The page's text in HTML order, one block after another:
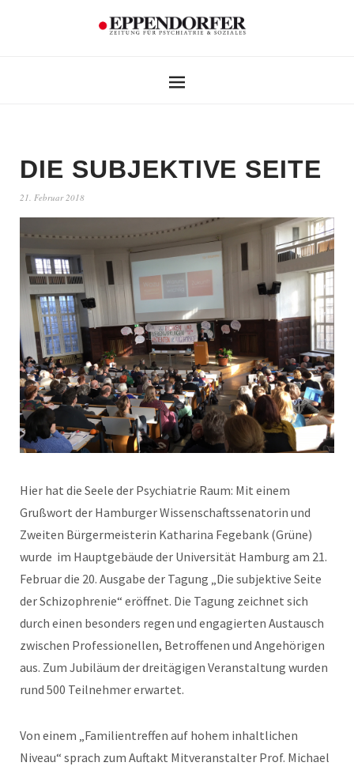
DIE SUBJEKTIVE SEITE
21. Februar 2018
Hier hat die Seele der Psychiatrie Raum: Mit einem
Grußwort der Hamburger Wissenschaftssenatorin und
Zweiten Bürgermeisterin Katharina Fegebank (Grüne)
wurde im Hauptgebäude der Universität Hamburg am 21.
Februar die 20. Ausgabe der Tagung „Die subjektive Seite
der Schizophrenie“ eröffnet. Die Tagung zeichnet sich
durch einen besonders regen und engagierten Austausch
zwischen Professionellen, Betroffenen und Angehörigen
aus. Zum Jubiläum der dreitägigen Veranstaltung wurden
rund 500 Teilnehmer erwartet.
Von einem „Familientreffen auf hohem inhaltlichen
Niveau“ sprach zum Auftakt Mitveranstalter Prof. Michael